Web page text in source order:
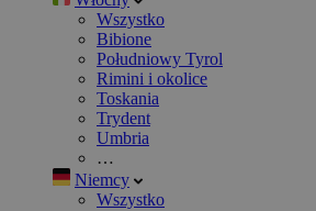
Wszystko
Bibione
Południowy Tyrol
Rimini i okolice
Toskania
Trydent
Umbria
…
Niemcy
Wszystko